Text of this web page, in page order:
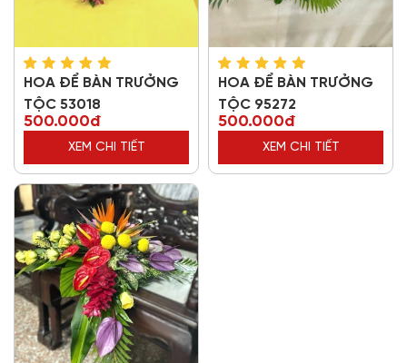
HOA ĐỂ BÀN TRƯỞNG
TỘC 53018
500.000đ
XEM CHI TIẾT
HOA ĐỂ BÀN TRƯỞNG
TỘC 95272
500.000đ
XEM CHI TIẾT